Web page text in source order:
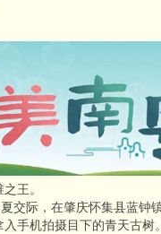
王。
交际，在肇庆怀集县蓝钟
手机拍摄目下的青天古树